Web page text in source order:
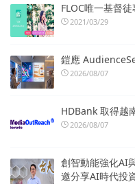
FLOC唯一基督
2021/03/29
鎧應
2026/08/07
HDBank 取得越
2026/08/07
創智動能強化AI
邀分享AI時代投